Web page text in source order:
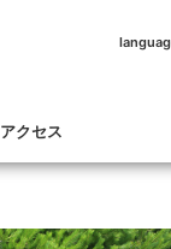
アクセス